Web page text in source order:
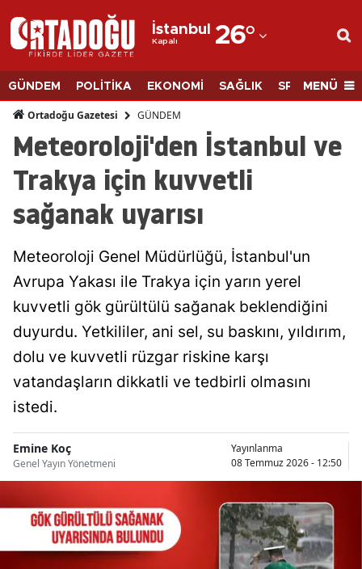
İstanbul
Kapalı 26°
Adana
Adıyaman
Afyonkarahisar
Ağrı
Amasya
Ankara
Antalya
Artvin
Aydın
Balıkesir
Bilecik
Bolu
Burdur
Bursa
GÜNDEM POLİTİKA EKONOMİ SAĞLIK SPORMENÜ
Ortadoğu Gazetesi GÜNDEM
Meteoroloji'den İstanbul ve
Trakya için kuvvetli
sağanak uyarısı
Meteoroloji Genel Müdürlüğü, İstanbul'un
Avrupa Yakası ile Trakya için yarın yerel
kuvvetli gök gürültülü sağanak beklendiğini
duyurdu. Yetkililer, ani sel, su baskını, yıldırım,
dolu ve kuvvetli rüzgar riskine karşı
vatandaşların dikkatli ve tedbirli olmasını
istedi.
Emine Koç
Genel Yayın Yönetmeni
Yayınlanma
08 Temmuz 2026 - 12:50